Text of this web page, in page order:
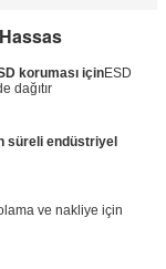
koruması içinESD
dağıtır
süreli endüstriyel
ve nakliye için